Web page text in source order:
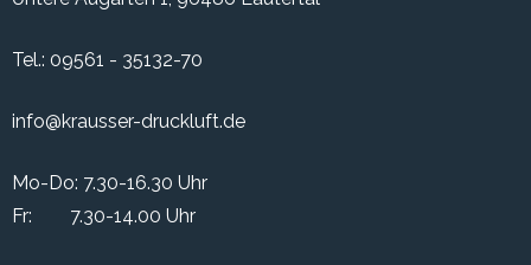
Tel.: 09561 - 35132-70
info@krausser-druckluft.de
Mo-Do: 7.30-16.30 Uhr
Fr: 7.30-14.00 Uhr